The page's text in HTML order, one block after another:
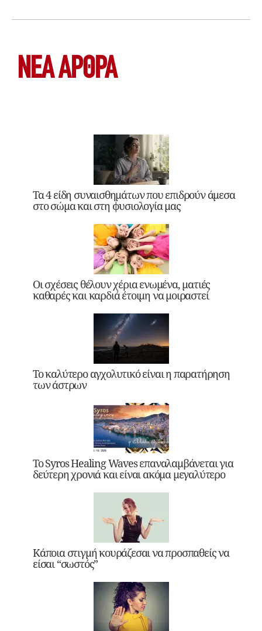
ΝΕΑ ΆΡΘΡΑ
Τα 4 είδη συναισθημάτων που επιδρούν άμεσα
στο σώμα και στη φυσιολογία μας
Οι σχέσεις θέλουν χέρια ενωμένα, ματιές
καθαρές και καρδιά έτοιμη να μοιραστεί
Το καλύτερο αγχολυτικό είναι η παρατήρηση
των άστρων
Το Syros Healing Waves επαναλαμβάνεται για
δεύτερη χρονιά και είναι ακόμα μεγαλύτερο
Κάποια στιγμή κουράζεσαι να προσπαθείς να
είσαι “σωστός”